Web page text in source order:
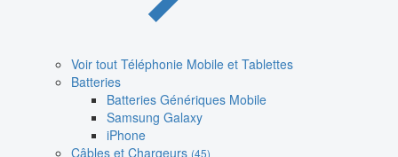
Voir tout Téléphonie Mobile et Tablettes
Batteries
Batteries Génériques Mobile
Samsung Galaxy
iPhone
Câbles et Chargeurs (45)